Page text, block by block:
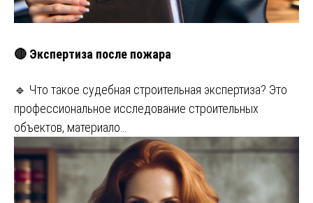
🔴 Экспертиза после пожара
🔹 Что такое судебная строительная экспертиза? Это
профессиональное исследование строительных
объектов, материало…